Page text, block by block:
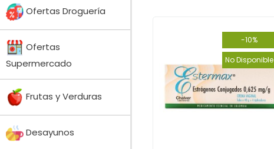
Ofertas Droguería
Ofertas
Supermercado
Frutas y Verduras
Desayunos
-10%
No Disponible